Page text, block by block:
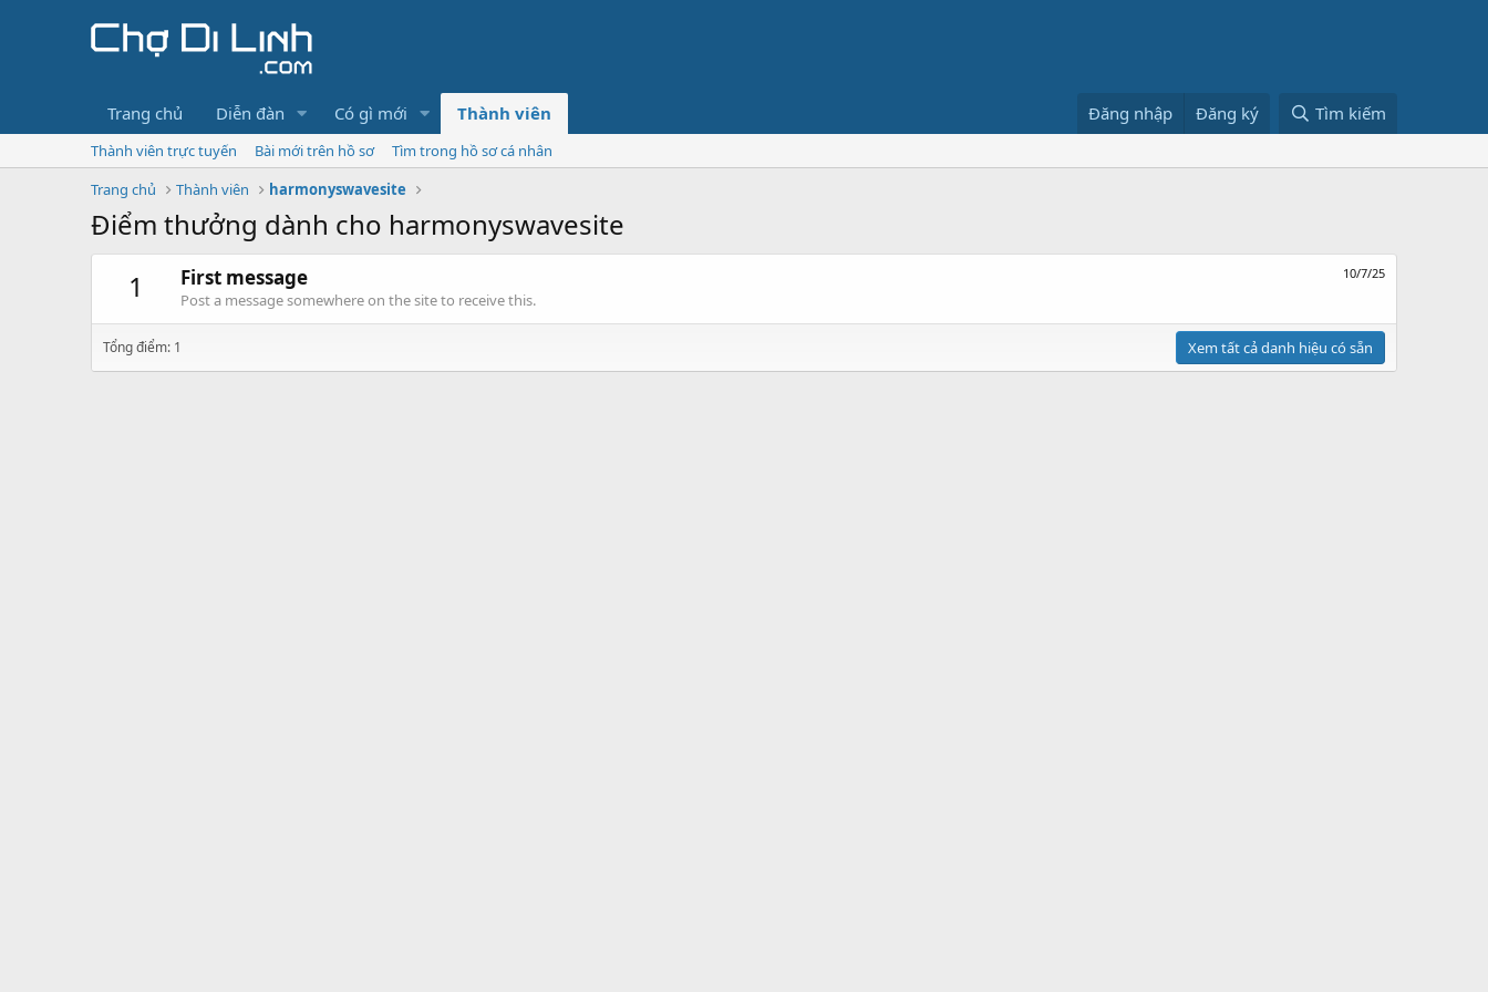
Trang chủ Diễn đàn Có gì mới Thành viên Đăng nhập Đăng ký Tìm kiếm
Thành viên trực tuyến Bài mới trên hồ sơ
Tìm trong hồ sơ cá nhân
Trang chủ
Thành viên harmonyswavesite
Điểm thưởng dành cho harmonyswavesite
1
10/7/25
First message
Post a message somewhere on the site to receive this.
Tổng điểm: 1 Xem tất cả danh hiệu có sẵn